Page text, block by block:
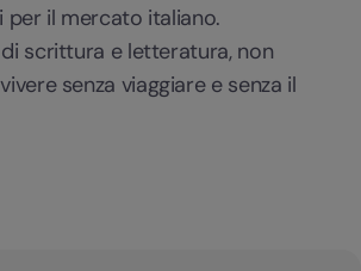
per il mercato italiano.
scrittura e letteratura, non
senza viaggiare e senza il